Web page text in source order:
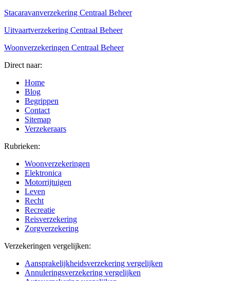
Stacaravanverzekering Centraal Beheer
Uitvaartverzekering Centraal Beheer
Woonverzekeringen Centraal Beheer
Direct naar:
Home
Blog
Begrippen
Contact
Sitemap
Verzekeraars
Rubrieken:
Woonverzekeringen
Elektronica
Motorrijtuigen
Leven
Recht
Recreatie
Reisverzekering
Zorgverzekering
Verzekeringen vergelijken:
Aansprakelijkheidsverzekering vergelijken
Annuleringsverzekering vergelijken